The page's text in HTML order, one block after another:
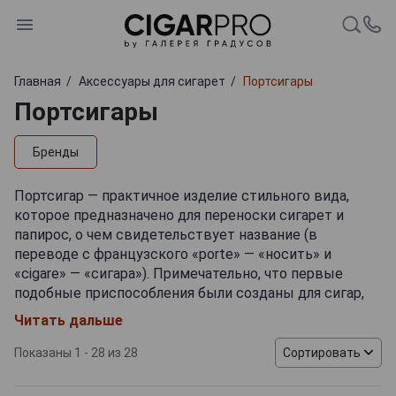
Главная Аксессуары для сигарет Портсигары
Портсигары
Бренды
Портсигар — практичное изделие стильного вида,
которое предназначено для переноски сигарет и
папирос, о чем свидетельствует название (в
переводе с французского «porte» — «носить» и
«cigare» — «сигара»). Примечательно, что первые
подобные приспособления были созданы для сигар,
однако с появлением хьюмидоров утратили свое
первоначальное значение и стали использоваться для
сигарет. Портсигар представляет собой небольшую
коробочку из металла (нержавеющей стали, серебра)
Читать дальше
Показаны 1 - 28 из 28 Сортировать